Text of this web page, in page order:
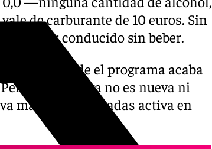
de carburante de 10 euros. Sin
haber conducido sin beber.
donde el programa acaba
la iniciativa no es nueva ni
más de dos décadas activa en